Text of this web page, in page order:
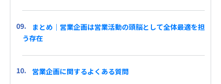
まとめ｜営業企画は営業活動の頭脳として全体最適を担
う存在
営業企画に関するよくある質問